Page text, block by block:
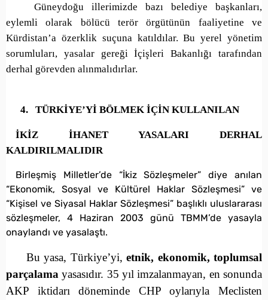
Güneydoğu illerimizde bazı belediye başkanları,
eylemli olarak bölücü terör örgütünün faaliyetine ve
Kürdistan’a özerklik suçuna katıldılar. Bu yerel yönetim
sorumluları, yasalar gereği İçişleri Bakanlığı tarafından
derhal görevden alınmalıdırlar.
4. TÜRKİYE’Yİ BÖLMEK İÇİN KULLANILAN
İKİZ İHANET YASALARI DERHAL
KALDIRILMALIDIR
Birleşmiş Milletler’de “İkiz Sözleşmeler” diye anılan
“Ekonomik, Sosyal ve Kültürel Haklar Sözleşmesi” ve
“Kişisel ve Siyasal Haklar Sözleşmesi” başlıklı uluslararası
sözleşmeler, 4 Haziran 2003 günü TBMM’de yasayla
onaylandı ve yasalaştı.
Bu yasa, Türkiye’yi,etnik, ekonomik, toplumsal
parçalama yasasıdır. 35 yıl imzalanmayan, en sonunda
AKP iktidarı döneminde CHP oylarıyla Meclisten